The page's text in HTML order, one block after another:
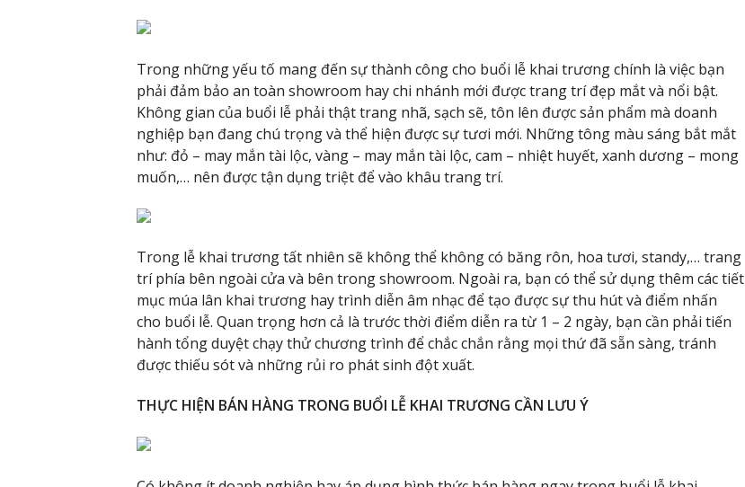
Trong những yếu tố mang đến sự thành công cho buổi lễ khai trương chính là việc bạn
phải đảm bảo an toàn showroom hay chi nhánh mới được trang trí đẹp mắt và nổi bật.
Không gian của buổi lễ phải thật trang nhã, sạch sẽ, tôn lên được sản phẩm mà doanh
nghiệp bạn đang chú trọng và thể hiện được sự tươi mới. Những tông màu sáng bắt mắt
như: đỏ – may mắn tài lộc, vàng – may mắn tài lộc, cam – nhiệt huyết, xanh dương – mong
muốn,… nên được tận dụng triệt để vào khâu trang trí.
Trong lễ khai trương tất nhiên sẽ không thể không có băng rôn, hoa tươi, standy,… trang
trí phía bên ngoài cửa và bên trong showroom. Ngoài ra, bạn có thể sử dụng thêm các tiết
mục múa lân khai trương hay trình diễn âm nhạc để tạo được sự thu hút và điểm nhấn
cho buổi lễ. Quan trọng hơn cả là trước thời điểm diễn ra từ 1 – 2 ngày, bạn cần phải tiến
hành tổng duyệt chạy thử chương trình để chắc chắn rằng mọi thứ đã sẵn sàng, tránh
được thiếu sót và những rủi ro phát sinh đột xuất.
THỰC HIỆN BÁN HÀNG TRONG BUỔI LỄ KHAI TRƯƠNG CẦN LƯU Ý